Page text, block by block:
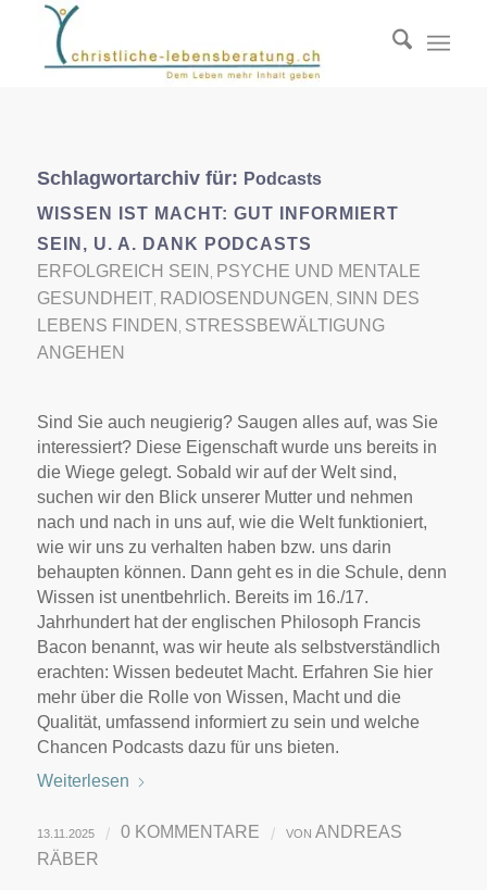
Schlagwortarchiv für: Podcasts
WISSEN IST MACHT: GUT INFORMIERT
SEIN, U. A. DANK PODCASTS
ERFOLGREICH SEIN
PSYCHE UND MENTALE
GESUNDHEIT RADIOSENDUNGEN SINN DES
LEBENS FINDEN STRESSBEWÄLTIGUNG
ANGEHEN
Sind Sie auch neugierig? Saugen alles auf, was Sie
interessiert? Diese Eigenschaft wurde uns bereits in
die Wiege gelegt. Sobald wir auf der Welt sind,
suchen wir den Blick unserer Mutter und nehmen
nach und nach in uns auf, wie die Welt funktioniert,
wie wir uns zu verhalten haben bzw. uns darin
behaupten können. Dann geht es in die Schule, denn
Wissen ist unentbehrlich. Bereits im 16./17.
Jahrhundert hat der englischen Philosoph Francis
Bacon benannt, was wir heute als selbstverständlich
erachten: Wissen bedeutet Macht. Erfahren Sie hier
mehr über die Rolle von Wissen, Macht und die
Qualität, umfassend informiert zu sein und welche
Chancen Podcasts dazu für uns bieten.
Weiterlesen
13.11.2025 / 0 KOMMENTARE / VON ANDREAS
RÄBER